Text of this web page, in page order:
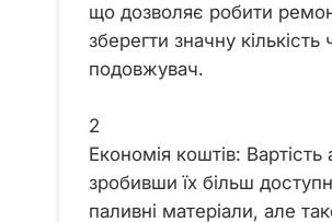
що дозволяє робити
зберегти значну
подовжувач.
2
Економія коштів:
зробивши їх більш
паливні матеріали, але